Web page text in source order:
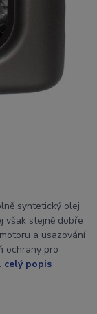
syntetický olej
však stejně dobře
a usazování
ochrany pro
celý popis